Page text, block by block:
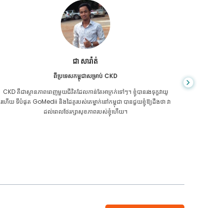
ជា សារ៉ាត់
ពីប្រទេសកម្ពុជាសម្រាប់ CKD
CKD គឺ​ជា​ស្ថានភាព​ពេញ​មួយ​ជីវិត​ដែល​កាន់តែ​អាក្រក់​ទៅៗ។ ខ្ញុំបានរងទុក្ខវាយូ
រហើយ ទីបំផុត GoMedii និងដៃគូរបស់គេម្នាក់នៅកម្ពុជា បានជួយខ្ញុំឱ្យដឹងថា វា
ដល់ពេលថែរក្សាសុខភាពរបស់ខ្ញុំហើយ។